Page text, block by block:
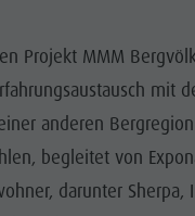
ORTE &
TRADITION
Projekt MMM
mit
anderen
begleitet von
darunter Sherpa,